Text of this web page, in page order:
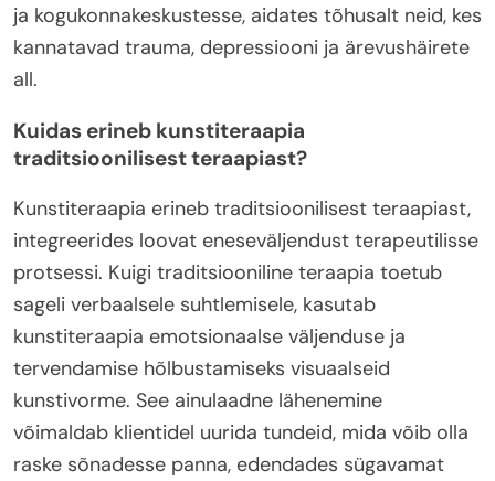
ja kogukonnakeskustesse, aidates tõhusalt neid, kes
kannatavad trauma, depressiooni ja ärevushäirete
all.
Kuidas erineb kunstiteraapia
traditsioonilisest teraapiast?
Kunstiteraapia erineb traditsioonilisest teraapiast,
integreerides loovat eneseväljendust terapeutilisse
protsessi. Kuigi traditsiooniline teraapia toetub
sageli verbaalsele suhtlemisele, kasutab
kunstiteraapia emotsionaalse väljenduse ja
tervendamise hõlbustamiseks visuaalseid
kunstivorme. See ainulaadne lähenemine
võimaldab klientidel uurida tundeid, mida võib olla
raske sõnadesse panna, edendades sügavamat